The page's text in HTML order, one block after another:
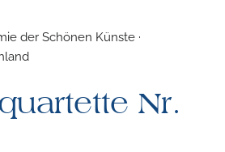
der Schönen Künste ·
Nr.